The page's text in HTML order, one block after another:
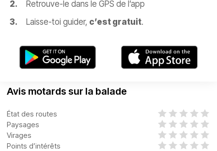
Retrouve-le dans le GPS de l’app
Laisse-toi guider, c’est gratuit.
Avis motards sur la balade
État des routes
Paysages
Virages
Points d’intérêts